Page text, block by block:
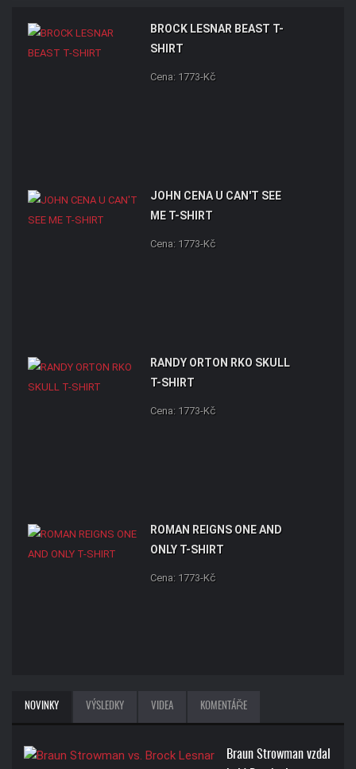
BROCK LESNAR BEAST T-
SHIRT
Cena: 1773-Kč
JOHN CENA U CAN'T SEE
ME T-SHIRT
Cena: 1773-Kč
RANDY ORTON RKO SKULL
T-SHIRT
Cena: 1773-Kč
ROMAN REIGNS ONE AND
ONLY T-SHIRT
Cena: 1773-Kč
NOVINKY VÝSLEDKY VIDEA KOMENTÁŘE
Braun Strowman vzdal